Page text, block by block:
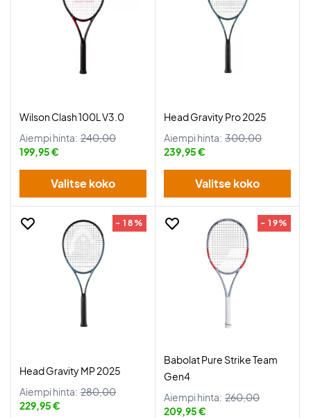
Wilson Clash 100L V3.0
Aiempi hinta: 240,00
199,95 €
Valitse koko
Head Gravity Pro 2025
Aiempi hinta: 300,00
239,95 €
Valitse koko
- 18%
Head Gravity MP 2025
Aiempi hinta: 280,00
229,95 €
- 19%
Babolat Pure Strike Team
Gen4
Aiempi hinta: 260,00
209,95 €